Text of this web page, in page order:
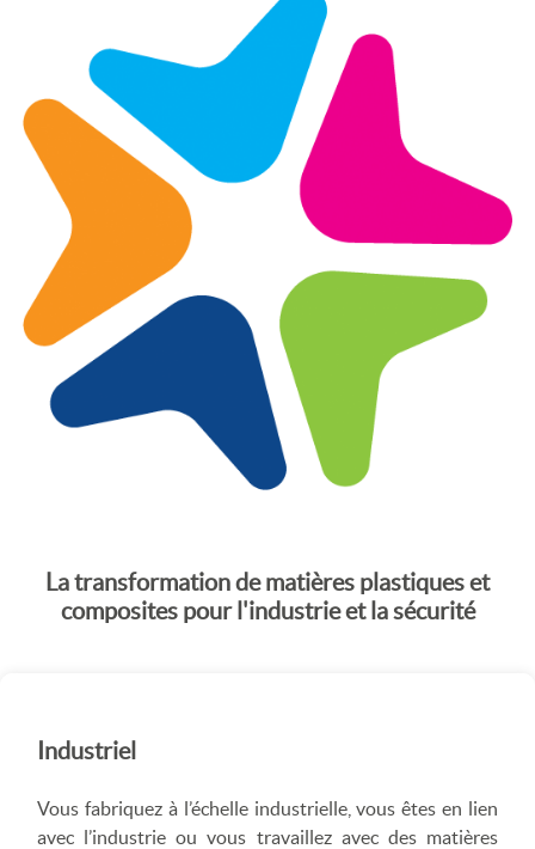
La transformation de matières plastiques et
composites pour l'industrie et la sécurité
Industriel
Vous fabriquez à l’échelle industrielle, vous êtes en lien
avec l’industrie ou vous travaillez avec des matières